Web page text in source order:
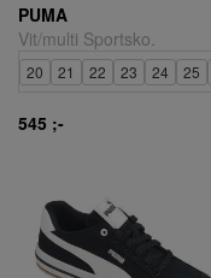
PUMA
Vit/multi Sportsko.
20 21 22 23 24 25
545 ;-